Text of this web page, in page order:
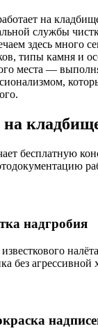
на
службы
здесь много
типы камня и
места —
на
бесплатную
надгробия
без агрессивной